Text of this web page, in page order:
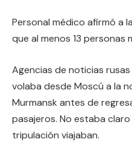
Personal médico afirmó a
que al menos 13 personas
Agencias de noticias
volaba desde Moscú a la
Murmansk antes de
pasajeros. No estaba
tripulación viajaban.